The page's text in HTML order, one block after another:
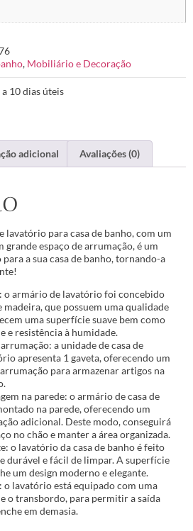
, Mobiliário e Decoração
10 dias úteis
adicional Avaliações (0)
lavatório para casa de banho, com um
espaço de arrumação, é um
a sua casa de banho, tornando-a
o armário de lavatório foi concebido
madeira, que possuem uma qualidade
uma superfície suave bem como
e resistência à humidade.
a unidade de casa de
apresenta 1 gaveta, oferecendo um
para armazenar artigos na
na parede: o armário de casa de
na parede, oferecendo um
adicional. Deste modo, conseguirá
no chão e manter a área organizada.
o lavatório da casa de banho é feito
durável e fácil de limpar. A superfície
um design moderno e elegante.
o lavatório está equipado com uma
o transbordo, para permitir a saída
em demasia.